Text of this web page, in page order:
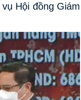
Hội đồng Giám